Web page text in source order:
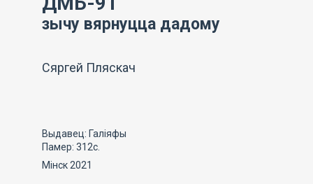
зычу вярнуцца дадому
Сяргей Пляскач
Выдавец: Галіяфы
Памер: 312с.
Мінск 2021